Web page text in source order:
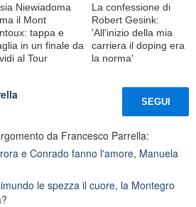
Niewiadoma
il Mont
tappa e
in un finale da
al Tour
La confessione di
Robert Gesink:
'All'inizio della mia
carriera il doping era
la norma'
SEGUI
da Francesco Parrella:
e Conrado fanno l'amore, Manuela
le spezza il cuore, la Montegro